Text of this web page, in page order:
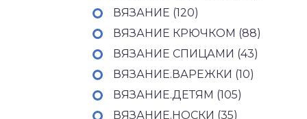
ВЯЗАНИЕ (120)
ВЯЗАНИЕ КРЮЧКОМ (88)
ВЯЗАНИЕ СПИЦАМИ (43)
ВЯЗАНИЕ.ВАРЕЖКИ (10)
ВЯЗАНИЕ.ДЕТЯМ (105)
ВЯЗАНИЕ.НОСКИ (35)